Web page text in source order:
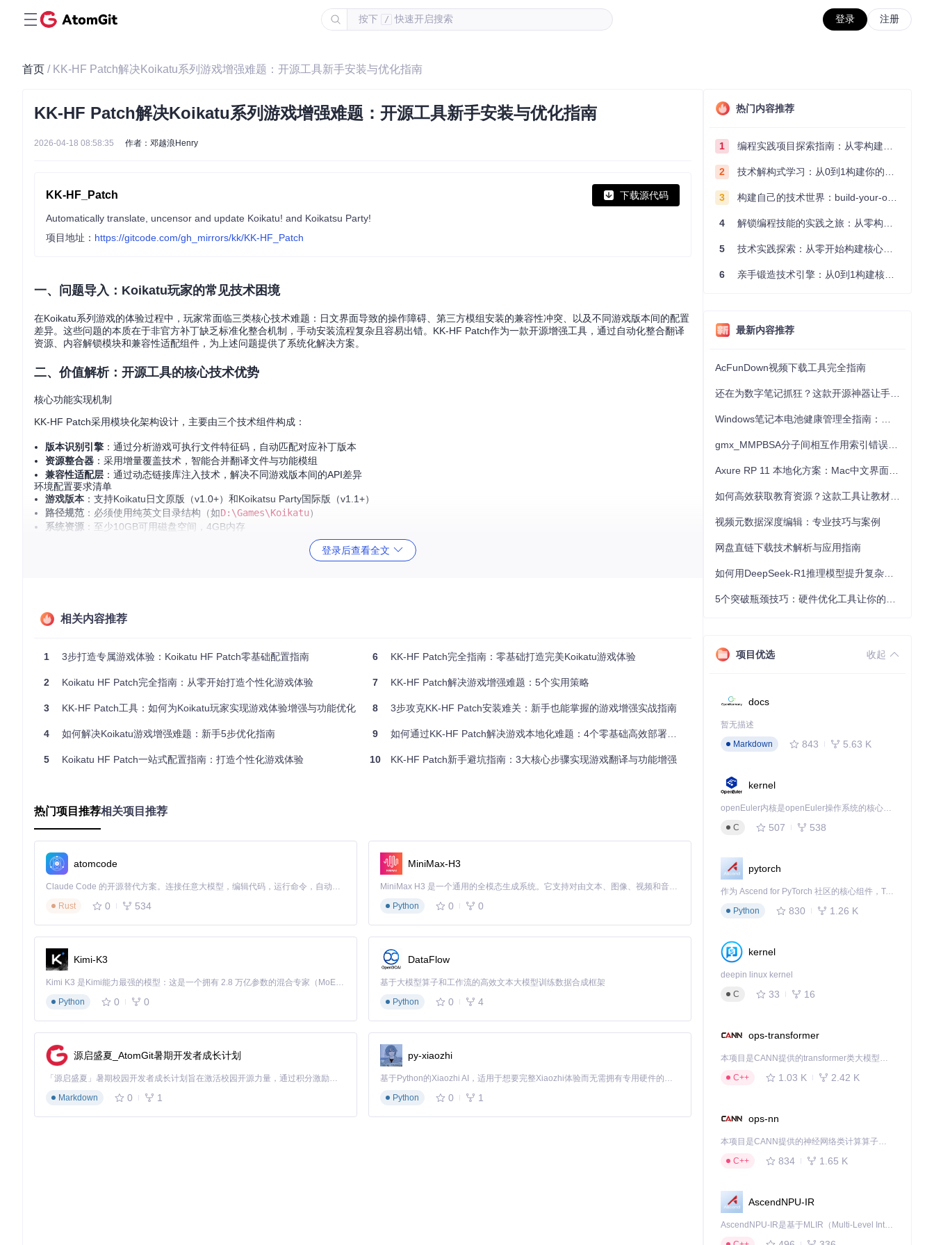
按下 / 快速开启搜索 登录 注册
首页 / KK-HF Patch解决Koikatu系列游戏增强难题：开源工具新手安装与优化指南
KK-HF Patch解决Koikatu系列游戏增强难题：开源工具新手安装与优化指南
2026-04-18 08:58:35 作者：邓越浪Henry
KK-HF_Patch 下载源代码
Automatically translate, uncensor and update Koikatu! and Koikatsu Party!
项目地址： https://gitcode.com/gh_mirrors/kk/KK-HF_Patch
一、问题导入：Koikatu玩家的常见技术困境
在Koikatu系列游戏的体验过程中，玩家常面临三类核心技术难题：日文界面导致的操作障碍、第三方模组安装的兼容性冲突、以及不同游戏版本间的配置
差异。这些问题的本质在于非官方补丁缺乏标准化整合机制，手动安装流程复杂且容易出错。KK-HF Patch作为一款开源增强工具，通过自动化整合翻译
资源、内容解锁模块和兼容性适配组件，为上述问题提供了系统化解决方案。
二、价值解析：开源工具的核心技术优势
核心功能实现机制
KK-HF Patch采用模块化架构设计，主要由三个技术组件构成：
版本识别引擎 ：通过分析游戏可执行文件特征码，自动匹配对应补丁版本
资源整合器 ：采用增量覆盖技术，智能合并翻译文件与功能模组
兼容性适配层 ：通过动态链接库注入技术，解决不同游戏版本间的API差异
环境配置要求清单
游戏版本 ：支持Koikatu日文原版（v1.0+）和Koikatsu Party国际版（v1.1+）
路径规范 ：必须使用纯英文目录结构（如D:\Games\Koikatu）
系统资源 ：至少10GB可用磁盘空间，4GB内存
1. 准备阶段：获取与验证
cd KK-HF_Patch && ls
预期输出应包含patch.iss安装脚本和 banner.bmp图像文件。
文件完整性验证：
确认签名主体为"HF Patch Project"
验证文件哈希值（SHA256）：
2. 实施阶段：安装与配置
启动安装向导：
wine patch.iss # Linux系统需通过Wine运行
选择游戏安装目录（必须为纯英文路径）
组件选择保持默认配置（推荐新手用户）
等待文件复制完成（约3-5分钟，取决于硬件性能）
图1：KK-HF Patch安装程序主界面，显示游戏目录选择与组件配置选项（498x953像素，BMP格式）
安装完成后验证要点：
游戏启动器显示"HF Patch vX.X已激活"
"额外内容"菜单可正常访问
人物创建界面无乱码现象
登录后查看全文
相关内容推荐
1 3步打造专属游戏体验：Koikatu HF Patch零基础配置指南
2 Koikatu HF Patch完全指南：从零开始打造个性化游戏体验
3 KK-HF Patch工具：如何为Koikatu玩家实现游戏体验增强与功能优化
4 如何解决Koikatu游戏增强难题：新手5步优化指南
5 Koikatu HF Patch一站式配置指南：打造个性化游戏体验
6 KK-HF Patch完全指南：零基础打造完美Koikatu游戏体验
7 KK-HF Patch解决游戏增强难题：5个实用策略
8 3步攻克KK-HF Patch安装难关：新手也能掌握的游戏增强实战指南
9 如何通过KK-HF Patch解决游戏本地化难题：4个零基础高效部署技巧
10 KK-HF Patch新手避坑指南：3大核心步骤实现游戏翻译与功能增强
热门项目推荐相关项目推荐
atomcode
Claude Code 的开源替代方案。连接任意大模型，编辑代码，运行命令，自动验证 — 全自动执行。用 Rust 构建，极致性能。 ｜ An open-source alternative to Claude Code. Connect any LLM, edit code, run commands, and verify changes — autonomously. Built in Rust for speed. Get Started
Rust
0 534
MiniMax-H3
MiniMax H3 是一个通用的全模态生成系统。它支持对由文本、图像、视频和音频组成的多模态上下文进行统一理解，并能生成分辨率高达 2K、时长可达 15 秒的带原生立体声音频的视频。得益于面向任务泛化的系统设计，H3 在预训练阶段就已具备广泛的多模态上下文理解与生成能力，能够出色地执行复杂的多模态指令。
Python
0 0
Kimi-K3
Kimi K3 是Kimi能力最强的模型：这是一个拥有 2.8 万亿参数的混合专家（MoE）模型，具备原生视觉理解能力，并支持 100 万 token 的上下文窗口。
Python
0 0
DataFlow
基于大模型算子和工作流的高效文本大模型训练数据合成框架
Python
0 4
源启盛夏_AtomGit暑期开发者成长计划
「源启盛夏」暑期校园开发者成长计划旨在激活校园开源力量，通过积分激励、认证扶持、资源倾斜等形式，引导高校组织和开发者完成「入驻 — 建项目 — 做贡献 — 获认证 — 得资源」的完整闭环。无论你是想带领社团入驻平台的组织者，还是希望用代码贡献证明自己的开发者，都能在这里找到属于你的成长路径。
Markdown
0 1
py-xiaozhi
基于Python的Xiaozhi AI，适用于想要完整Xiaozhi体验而无需拥有专用硬件的用户。
Python
0 1
热门内容推荐
1 编程实践项目探索指南：从零构建技术能力体系
2 技术解构式学习：从0到1构建你的编程知识体系
3 构建自己的技术世界：build-your-own-x项目的实践探索指南
4 解锁编程技能的实践之旅：从零构建你的技术世界
5 技术实践探索：从零开始构建核心系统的实践指南
6 亲手锻造技术引擎：从0到1构建核心系统的实践指南
最新内容推荐
AcFunDown视频下载工具完全指南
视频元数据深度编辑：专业技巧与案例
网盘直链下载技术解析与应用指南
项目优选 收起
docs
暂无描述
Markdown
843 5.63 K
kernel
openEuler内核是openEuler操作系统的核心，既是系统性能与稳定性的基石，也是连接处理器、设备与服务的桥梁。
C
507 538
pytorch
作为 Ascend for PyTorch 社区的核心组件，TorchNPU 是昇腾专为 PyTorch 打造的深度学习适配插件，使 PyTorch 框架能够直接调用昇腾 NPU，为开发者提供昇腾 AI 处理器的超强算力。
Python
830 1.26 K
kernel
deepin linux kernel
C
33 16
ops-transformer
本项目是CANN提供的transformer类大模型算子库，实现网络在NPU上加速计算。
C++
1.03 K 2.42 K
ops-nn
本项目是CANN提供的神经网络类计算算子库，实现网络在NPU上加速计算。
C++
834 1.65 K
AscendNPU-IR
AscendNPU-IR是基于MLIR（Multi-Level Intermediate Representation）构建的，面向昇腾亲和算子编译时使用的中间表示，提供昇腾完备表达能力，通过编译优化提升昇腾AI处理器计算效率，支持通过生态框架使能昇腾AI处理器与深度调优